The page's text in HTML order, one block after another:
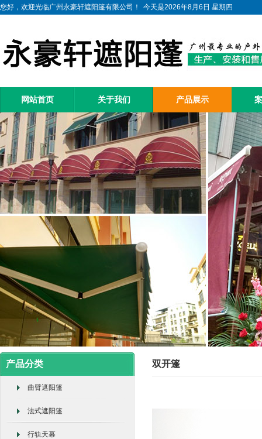
您好，欢迎光临广州永豪轩遮阳篷有限公司！ 今天是2026年8月6日 星期四
网站首页 关于我们 产品展示
产品分类
曲臂遮阳篷
法式遮阳篷
行轨天幕
双开篷